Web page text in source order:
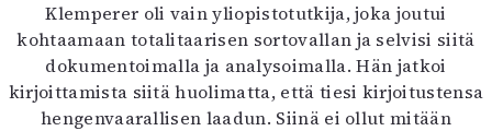
Klemperer oli vain yliopistotutkija, joka joutui
kohtaamaan totalitaarisen sortovallan ja selvisi siitä
dokumentoimalla ja analysoimalla. Hän jatkoi
kirjoittamista siitä huolimatta, että tiesi kirjoitustensa
hengenvaarallisen laadun. Siinä ei ollut mitään